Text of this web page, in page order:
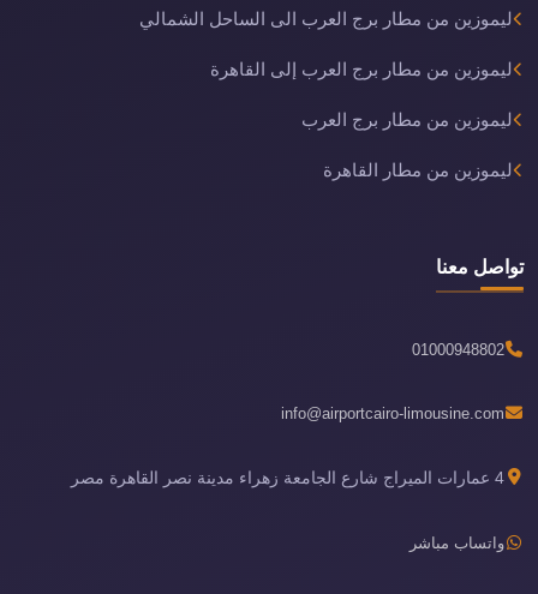
ليموزين من مطار برج العرب الى الساحل الشمالي
ليموزين من مطار برج العرب إلى القاهرة
ليموزين من مطار برج العرب
ليموزين من مطار القاهرة
تواصل معنا
01000948802
info@airportcairo-limousine.com
4 عمارات الميراج شارع الجامعة زهراء مدينة نصر القاهرة مصر
واتساب مباشر